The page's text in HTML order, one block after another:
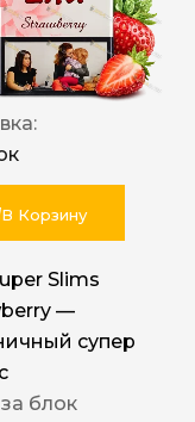
В Корзину
Slims
—
супер
за блок